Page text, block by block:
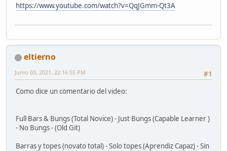
https://www.youtube.com/watch?v=QqJGmm-Qt3A
eltierno
#1
Junio 03, 2021, 22:16:55 PM
Como dice un comentario del video:
Full Bars & Bungs (Total Novice) - Just Bungs (Capable Learner )
- No Bungs - (Old Git)
Barras y topes (novato total) - Solo topes (Aprendiz Capaz) - Sin